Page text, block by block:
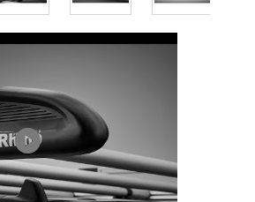
play_circle_filled